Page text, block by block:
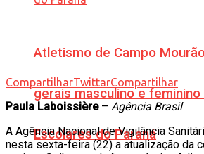
Atletismo de Campo
gerais masculino e
Escolares do Paraná
CompartilharTwittarCompartilhar
Paula Laboissière– Agência Brasil
A Agência Nacional de Vigilância
nesta sexta-feira (22) a atualização da